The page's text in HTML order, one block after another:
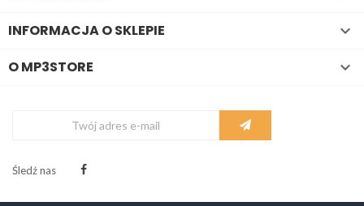
INFORMACJA O SKLEPIE 
O MP3STORE 
Śledź nas